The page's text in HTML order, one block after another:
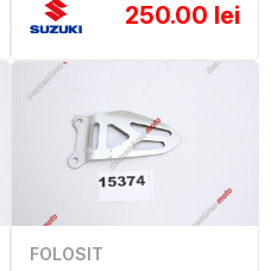
250.00 lei
FOLOSIT